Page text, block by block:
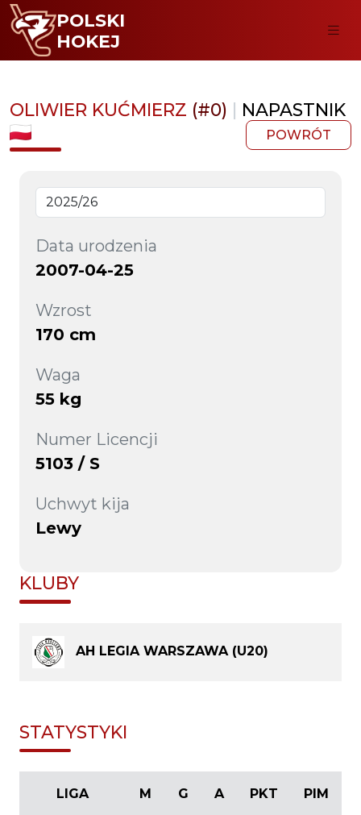
POLSKI
HOKEJ
OLIWIER KUĆMIERZ (#0) | NAPASTNIK
POWRÓT
Data urodzenia
2007-04-25
Wzrost
170 cm
Waga
55 kg
Numer Licencji
5103 / S
Uchwyt kija
Lewy
KLUBY
AH LEGIA WARSZAWA (U20)
STATYSTYKI
LIGA M G A PKT PIM